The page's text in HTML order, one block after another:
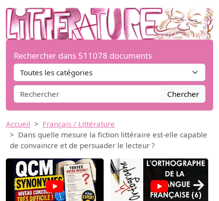
Rechercher dans 511078 documents
Chercher
Accueil
Français / Littérature
Dans quelle mesure la fiction littéraire est-elle capable
de convaincre et de persuader le lecteur ?
→